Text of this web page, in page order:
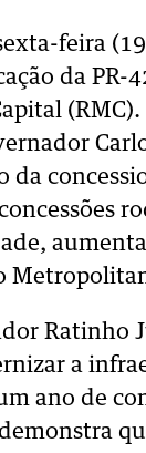
feira
da PR-
da
Ratinho
a
ano de